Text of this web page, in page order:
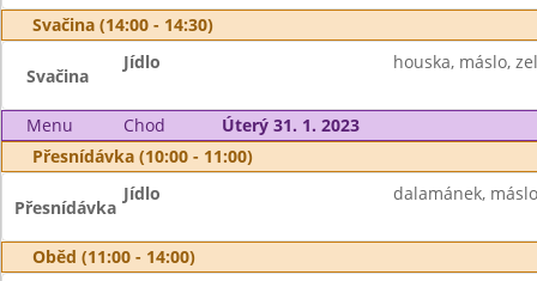
Svačina (14:00 - 14:30)
Svačina
Jídlo houska, máslo,
Menu Chod
Úterý 31. 1. 2023
Přesnídávka (10:00 - 11:00)
Přesnídávka
Jídlo dalamánek,
Oběd (11:00 - 14:00)